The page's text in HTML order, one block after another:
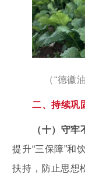
（“德徽
二、持续巩
（十）守
提升“三保障”和
扶持，防止思想